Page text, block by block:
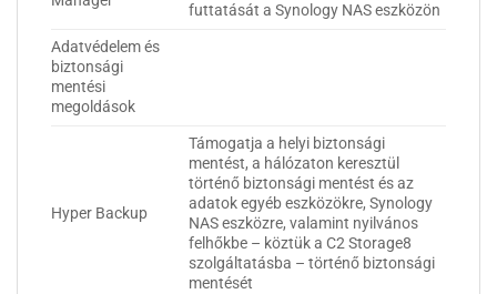
futtatását a Synology NAS eszközön
Adatvédelem és
biztonsági
mentési
megoldások
Hyper Backup
Támogatja a helyi biztonsági
mentést, a hálózaton keresztül
történő biztonsági mentést és az
adatok egyéb eszközökre, Synology
NAS eszközre, valamint nyilvános
felhőkbe – köztük a C2 Storage8
szolgáltatásba – történő biztonsági
mentését